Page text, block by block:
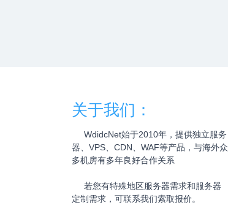
关于我们：
WdidcNet始于2010年，提供独立服务
器、VPS、CDN、WAF等产品，与海外众
多机房有多年良好合作关系
若您有特殊地区服务器需求和服务器
定制需求，可联系我们索取报价。